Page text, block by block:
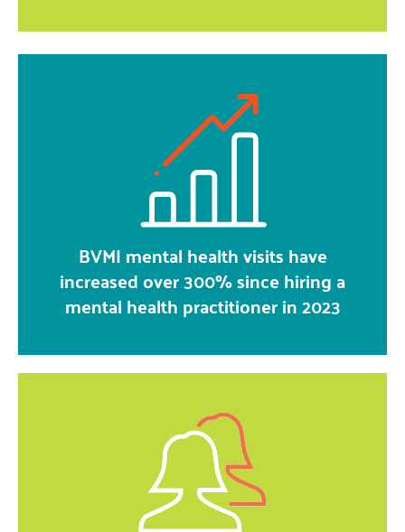
BVMI mental health visits have
increased over 300% since hiring a
mental health practitioner in 2023